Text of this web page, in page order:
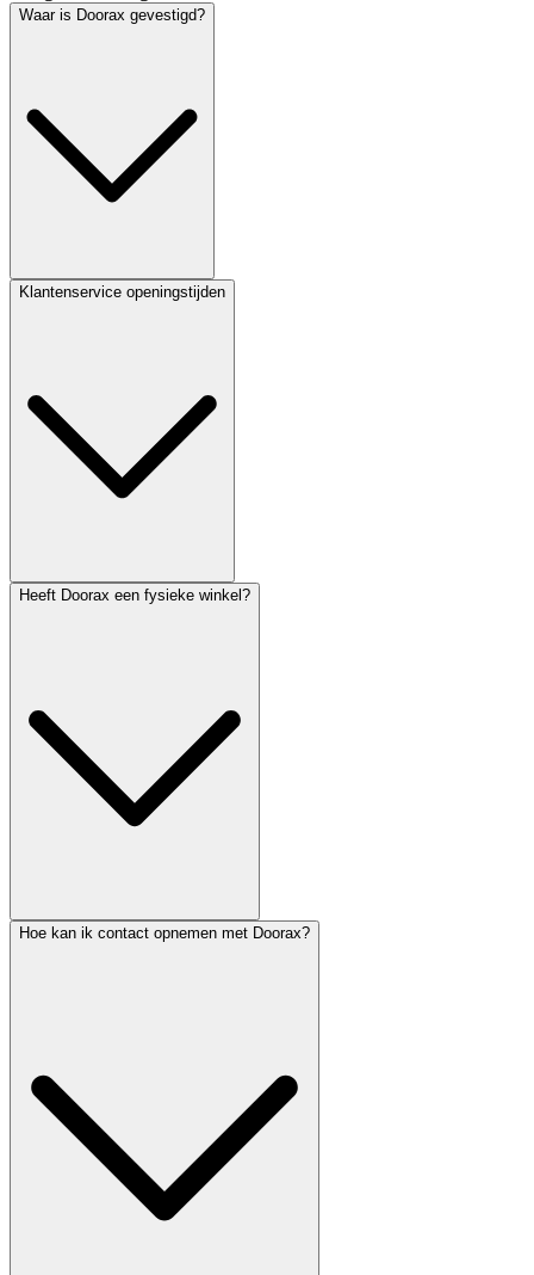
Waar is Doorax gevestigd?
Klantenservice openingstijden
Heeft Doorax een fysieke winkel?
Hoe kan ik contact opnemen met Doorax?